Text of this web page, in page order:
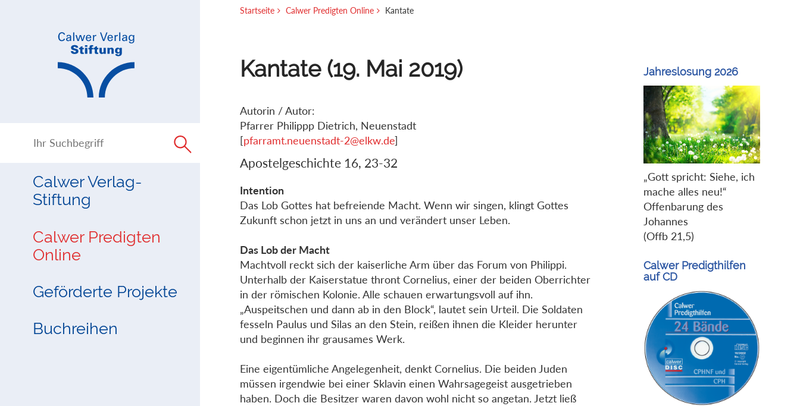
Calwer Verlag-
Stiftung
Calwer Predigten
Online
Geförderte Projekte
Buchreihen
Startseite Calwer Predigten Online Kantate
Kantate (19. Mai 2019)
Autorin / Autor:
Pfarrer Philippp Dietrich, Neuenstadt
[pfarramt.neuenstadt-2@elkw.de]
Apostelgeschichte 16, 23-32
Intention
Das Lob Gottes hat befreiende Macht. Wenn wir singen, klingt Gottes
Zukunft schon jetzt in uns an und verändert unser Leben.
Das Lob der Macht
Machtvoll reckt sich der kaiserliche Arm über das Forum von Philippi.
Unterhalb der Kaiserstatue thront Cornelius, einer der beiden Oberrichter
in der römischen Kolonie. Alle schauen erwartungsvoll auf ihn.
„Auspeitschen und dann ab in den Block“, lautet sein Urteil. Die Soldaten
fesseln Paulus und Silas an den Stein, reißen ihnen die Kleider herunter
und beginnen ihr grausames Werk.
Eine eigentümliche Angelegenheit, denkt Cornelius. Die beiden Juden
müssen irgendwie bei einer Sklavin einen Wahrsagegeist ausgetrieben
haben. Doch die Besitzer waren davon wohl nicht so angetan. Jetzt ließ
Jahreslosung 2026
„Gott spricht: Siehe, ich
mache alles neu!“
Offenbarung des
Johannes
(Offb 21,5)
Calwer Predigthilfen
auf CD